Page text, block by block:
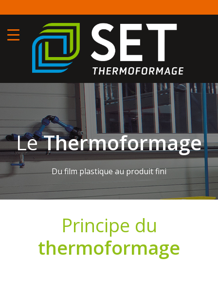
contenu
principal
LeThermoformage
Du film plastique au produit fini
Principe du
thermoformage